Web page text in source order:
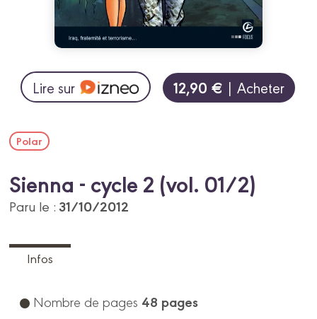
Lire sur 12,90 € | Acheter
Polar
Sienna - cycle 2 (vol. 01/2)
Paru le :31/10/2012
Infos
Nombre de pages 48 pages